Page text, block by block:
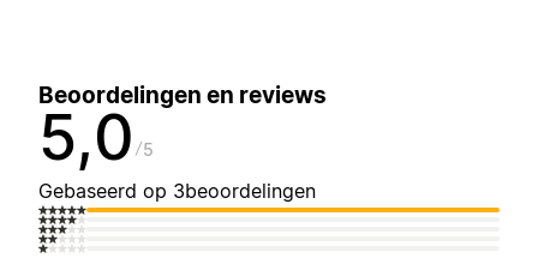
Beoordelingen en reviews
5,0 5
Gebaseerd op 3beoordelingen